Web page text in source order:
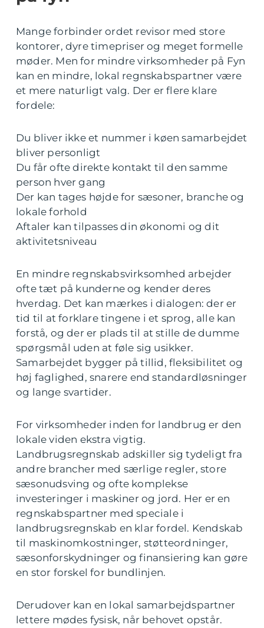
Mange forbinder ordet revisor med store
kontorer, dyre timepriser og meget formelle
møder. Men for mindre virksomheder på Fyn
kan en mindre, lokal regnskabspartner være
et mere naturligt valg. Der er flere klare
fordele:
Du bliver ikke et nummer i køen samarbejdet
bliver personligt
Du får ofte direkte kontakt til den samme
person hver gang
Der kan tages højde for sæsoner, branche og
lokale forhold
Aftaler kan tilpasses din økonomi og dit
aktivitetsniveau
En mindre regnskabsvirksomhed arbejder
ofte tæt på kunderne og kender deres
hverdag. Det kan mærkes i dialogen: der er
tid til at forklare tingene i et sprog, alle kan
forstå, og der er plads til at stille de dumme
spørgsmål uden at føle sig usikker.
Samarbejdet bygger på tillid, fleksibilitet og
høj faglighed, snarere end standardløsninger
og lange svartider.
For virksomheder inden for landbrug er den
lokale viden ekstra vigtig.
Landbrugsregnskab adskiller sig tydeligt fra
andre brancher med særlige regler, store
sæsonudsving og ofte komplekse
investeringer i maskiner og jord. Her er en
regnskabspartner med speciale i
landbrugsregnskab en klar fordel. Kendskab
til maskinomkostninger, støtteordninger,
sæsonforskydninger og finansiering kan gøre
en stor forskel for bundlinjen.
Derudover kan en lokal samarbejdspartner
lettere mødes fysisk, når behovet opstår.